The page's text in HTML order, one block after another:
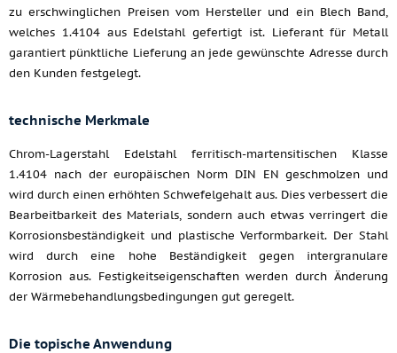
zu erschwinglichen Preisen vom Hersteller und ein Blech Band,
welches 1.4104 aus Edelstahl gefertigt ist. Lieferant für Metall
garantiert pünktliche Lieferung an jede gewünschte Adresse durch
den Kunden festgelegt.
technische Merkmale
Chrom-Lagerstahl Edelstahl ferritisch-martensitischen Klasse
1.4104 nach der europäischen Norm DIN EN geschmolzen und
wird durch einen erhöhten Schwefelgehalt aus. Dies verbessert die
Bearbeitbarkeit des Materials, sondern auch etwas verringert die
Korrosionsbeständigkeit und plastische Verformbarkeit. Der Stahl
wird durch eine hohe Beständigkeit gegen intergranulare
Korrosion aus. Festigkeitseigenschaften werden durch Änderung
der Wärmebehandlungsbedingungen gut geregelt.
Die topische Anwendung